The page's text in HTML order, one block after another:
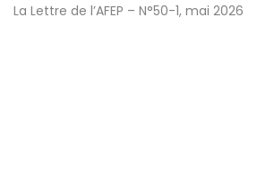
La Lettre de l’AFEP – N°50-1, mai 2026